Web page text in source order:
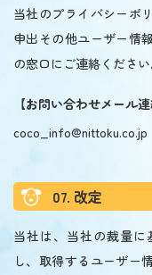
当社のプライバシーポ
申出その他ユーザー情
の窓口にご連絡ください
【お問い合わせメール連
coco_info@nittoku.co.jp
07. 改定
当社は、当社の裁量
し、取得するユーザー